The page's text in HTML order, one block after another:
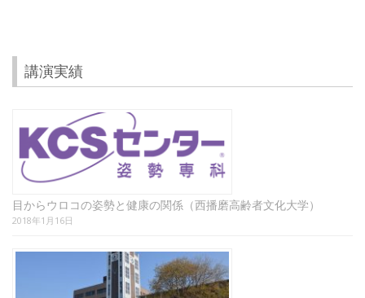
講演実績
目からウロコの姿勢と健康の関係（西播磨高齢者文化大学）
2018年1月16日